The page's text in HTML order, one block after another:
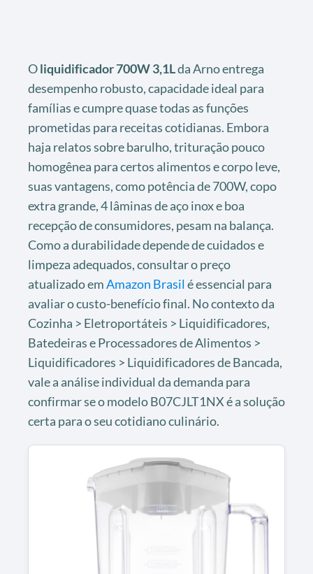
Oliquidificador 700W 3,1Lda Arno entrega
desempenho robusto, capacidade ideal para
famílias e cumpre quase todas as funções
prometidas para receitas cotidianas. Embora
haja relatos sobre barulho, trituração pouco
homogênea para certos alimentos e corpo leve,
suas vantagens, como potência de 700W, copo
extra grande, 4 lâminas de aço inox e boa
recepção de consumidores, pesam na balança.
Como a durabilidade depende de cuidados e
limpeza adequados, consultar o preço
atualizado emAmazon Brasil é essencial para
avaliar o custo-benefício final. No contexto da
Cozinha > Eletroportáteis > Liquidificadores,
Batedeiras e Processadores de Alimentos >
Liquidificadores > Liquidificadores de Bancada,
vale a análise individual da demanda para
confirmar se o modelo B07CJLT1NX é a solução
certa para o seu cotidiano culinário.